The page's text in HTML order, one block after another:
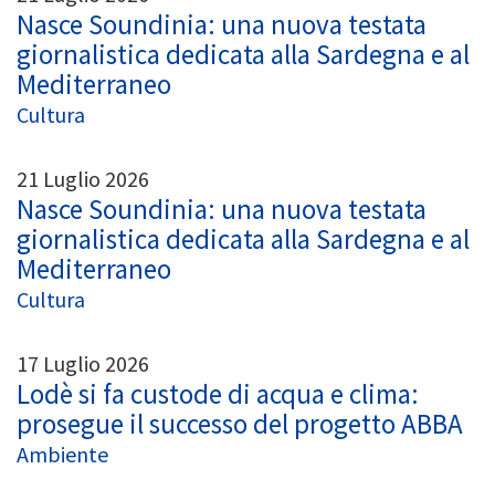
Nasce Soundinia: una nuova testata
giornalistica dedicata alla Sardegna e al
Mediterraneo
Cultura
21 Luglio 2026
Nasce Soundinia: una nuova testata
giornalistica dedicata alla Sardegna e al
Mediterraneo
Cultura
17 Luglio 2026
Lodè si fa custode di acqua e clima:
prosegue il successo del progetto ABBA
Ambiente